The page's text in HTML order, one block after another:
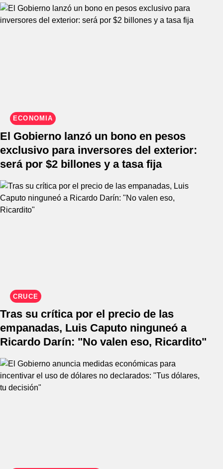
ECONOMÍA
El Gobierno lanzó un bono en pesos
exclusivo para inversores del exterior:
será por $2 billones y a tasa fija
CRUCE
Tras su crítica por el precio de las
empanadas, Luis Caputo ninguneó a
Ricardo Darín: "No valen eso, Ricardito"